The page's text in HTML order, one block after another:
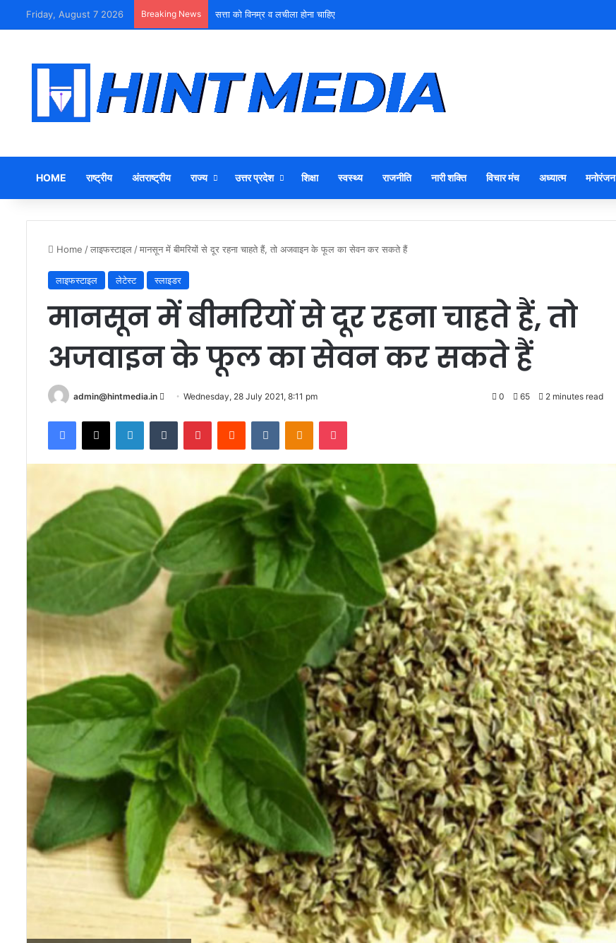
Friday, August 7 2026 Breaking News सत्ता को विनम्र व लचीला होना चाहिए
HOME राष्ट्रीय अंतराष्ट्रीय राज्य उत्तर प्रदेश शिक्षा स्वस्थ्य राजनीति नारी शक्ति विचार मंच अध्यात्म मनोरंजन
Home /लाइफस्टाइल /मानसून में बीमरियों से दूर रहना चाहते हैं, तो अजवाइन के फूल का सेवन कर सकते हैं
लाइफस्टाइल लेटेस्ट स्लाइडर
मानसून में बीमरियों से दूर रहना चाहते हैं, तो
अजवाइन के फूल का सेवन कर सकते हैं
admin@hintmedia.in
Send
email
Wednesday, 28 July 2021, 8:11 pm 0 65 2 minutes read
Facebook
X LinkedInTumblr PinterestReddit VKontakteOdnoklassniki
Pocket